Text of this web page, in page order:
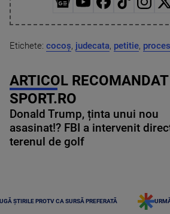
Etichete: cocoș, judecata, petitie, proces
ARTICOL
SPORT.RO
Donald Trump, ținta unui nou
asasinat!? FBI a intervenit
terenul de golf
ȘTIRILE PROTV CA SURSĂ PREFERATĂ